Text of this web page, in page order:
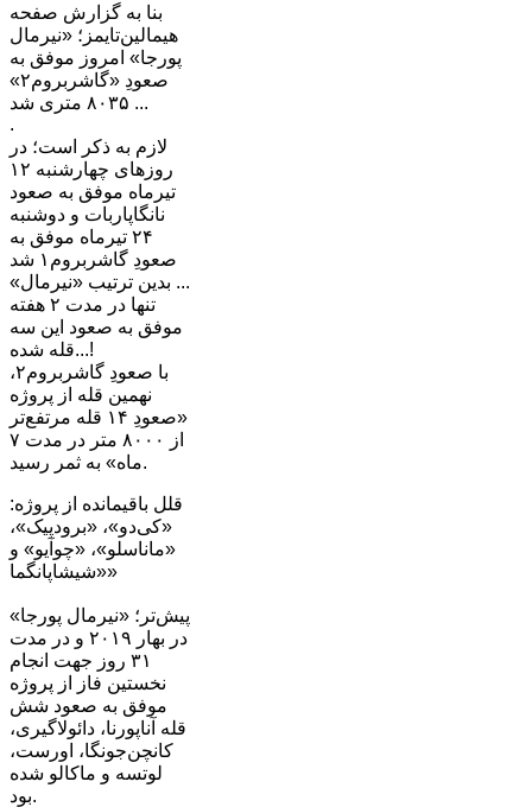
بنا به گزارش صفحه
هیمالین‌تایمز؛ «نیرمال
پورجا» امروز موفق به
صعودِ «گاشربروم۲»
۸۰۳۵ متری شد ...
.
لازم به ذکر است؛ در
روزهای چهارشنبه ۱۲
تیرماه موفق به صعود
نانگاپاربات و دوشنبه
۲۴ تیرماه موفق به
صعودِ گاشربروم۱ شد
... بدین ترتیب «نیرمال»
تنها در مدت ۲ هفته
موفق به صعود این سه
قله شده...!
با صعودِ گاشربروم۲،
نهمین قله از پروژه
«صعودِ ۱۴ قله مرتفع‌تر
از ۸۰۰۰ متر در مدت ۷
ماه» به ثمر رسید.
قلل باقیمانده از پروژه:
«کی‌دو»، «برودپیک»،
«ماناسلو»، «چوآیو» و
«شیشاپانگما»
پیش‌تر؛ «نیرمال پورجا»
در بهار ۲۰۱۹ و در مدت
۳۱ روز جهت انجام
نخستین فاز از پروژه
موفق به صعود شش
قله آناپورنا، دائولاگیری،
کانچن‌جونگا، اورست،
لوتسه و ماکالو شده
بود.